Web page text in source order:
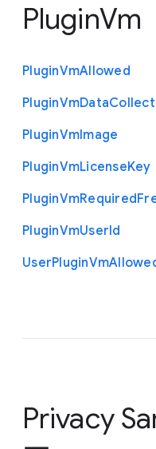
PluginVm
PluginVmAllowed
PluginVmData
PluginVmImage
PluginVmLicenseKey
PluginVmRequired
PluginVmUserId
UserPluginVm
Privacy